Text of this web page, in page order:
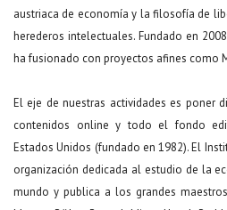
austriaca de economía y la filosofía de
herederos intelectuales. Fundado en
ha fusionado con proyectos afines como
El eje de nuestras actividades es poner
contenidos online y todo el fondo
Estados Unidos (fundado en 1982). El
organización dedicada al estudio de la
mundo y publica a los grandes